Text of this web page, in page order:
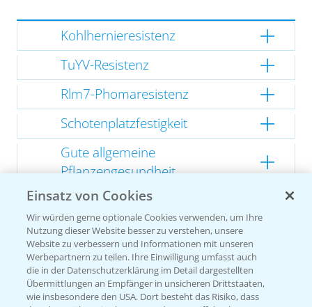
Kohlhernieresistenz
TuYV-Resistenz
Rlm7-Phomaresistenz
Schotenplatzfestigkeit
Gute allgemeine
Pflanzengesundheit
Kompakte Herbstentwicklung
Empfehlungen
Einsatz von Cookies
Wir würden gerne optionale Cookies verwenden, um Ihre
Nutzung dieser Website besser zu verstehen, unsere
Website zu verbessern und Informationen mit unseren
Werbepartnern zu teilen. Ihre Einwilligung umfasst auch
die in der Datenschutzerklärung im Detail dargestellten
Übermittlungen an Empfänger in unsicheren Drittstaaten,
wie insbesondere den USA. Dort besteht das Risiko, dass